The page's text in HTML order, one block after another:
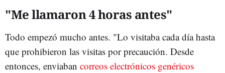
"Me llamaron 4 horas antes"
Todo empezó mucho antes. "Lo visitaba cada día hasta
que prohibieron las visitas por precaución. Desde
entonces, enviaban correos electrónicos genéricos